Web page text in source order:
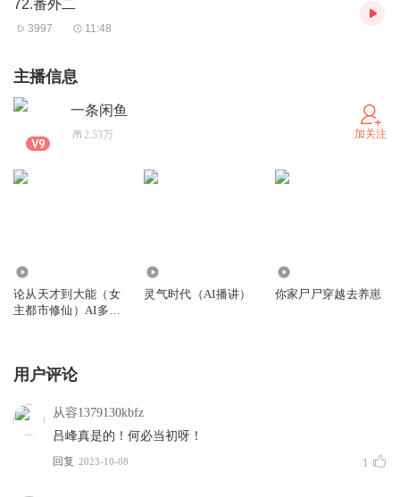
72.番外二
3997 11:48
主播信息
一条闲鱼
2.53万 加关注
论从天才到大能（女
主都市修仙）AI多音
灵气时代（AI播讲） 你家尸尸穿越去养崽
用户评论
从容1379130kbfz
吕峰真是的！何必当初呀！
回复 2023-10-08 1